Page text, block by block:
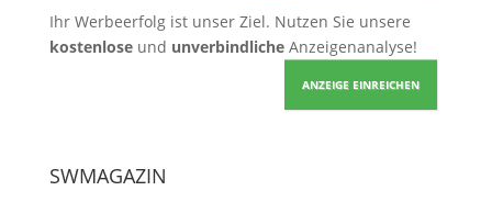
Ihr Werbeerfolg ist unser Ziel. Nutzen Sie unsere
kostenloseund unverbindlicheAnzeigenanalyse!
ANZEIGE EINREICHEN
SWMAGAZIN